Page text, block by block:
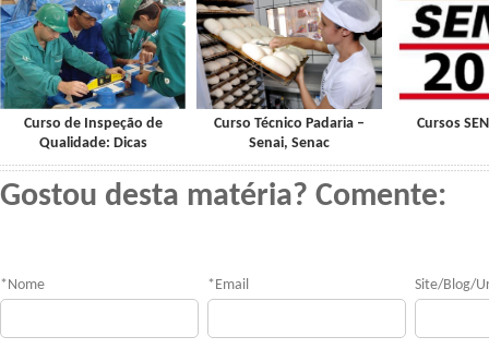
Curso de Inspeção de
Qualidade: Dicas
Curso Técnico Padaria –
Senai, Senac
Cursos
Gostou desta matéria? Comente:
* Nome * Email Site/Blog/